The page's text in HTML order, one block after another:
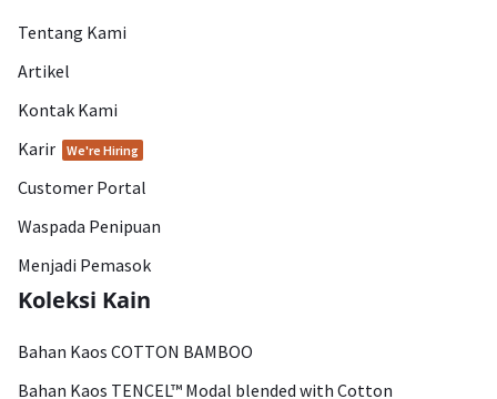
Tentang Kami
Artikel
Kontak Kami
Karir
We're Hiring
Customer Portal
Waspada Penipuan
Menjadi Pemasok
Koleksi Kain
Bahan Kaos COTTON BAMBOO
Bahan Kaos TENCEL™ Modal blended with Cotton